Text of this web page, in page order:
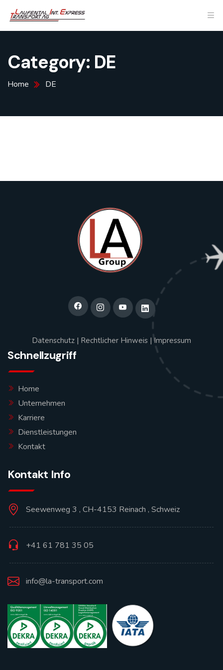
Category: DE
Home DE
Datenschutz | Rechtlicher Hinweis |Impressum
Schnellzugriff
Home
Unternehmen
Karriere
Dienstleistungen
Kontakt
Kontakt Info
Seewenweg 3 , CH-4153 Reinach , Schweiz
+41 61 781 35 05
info@la-transport.com